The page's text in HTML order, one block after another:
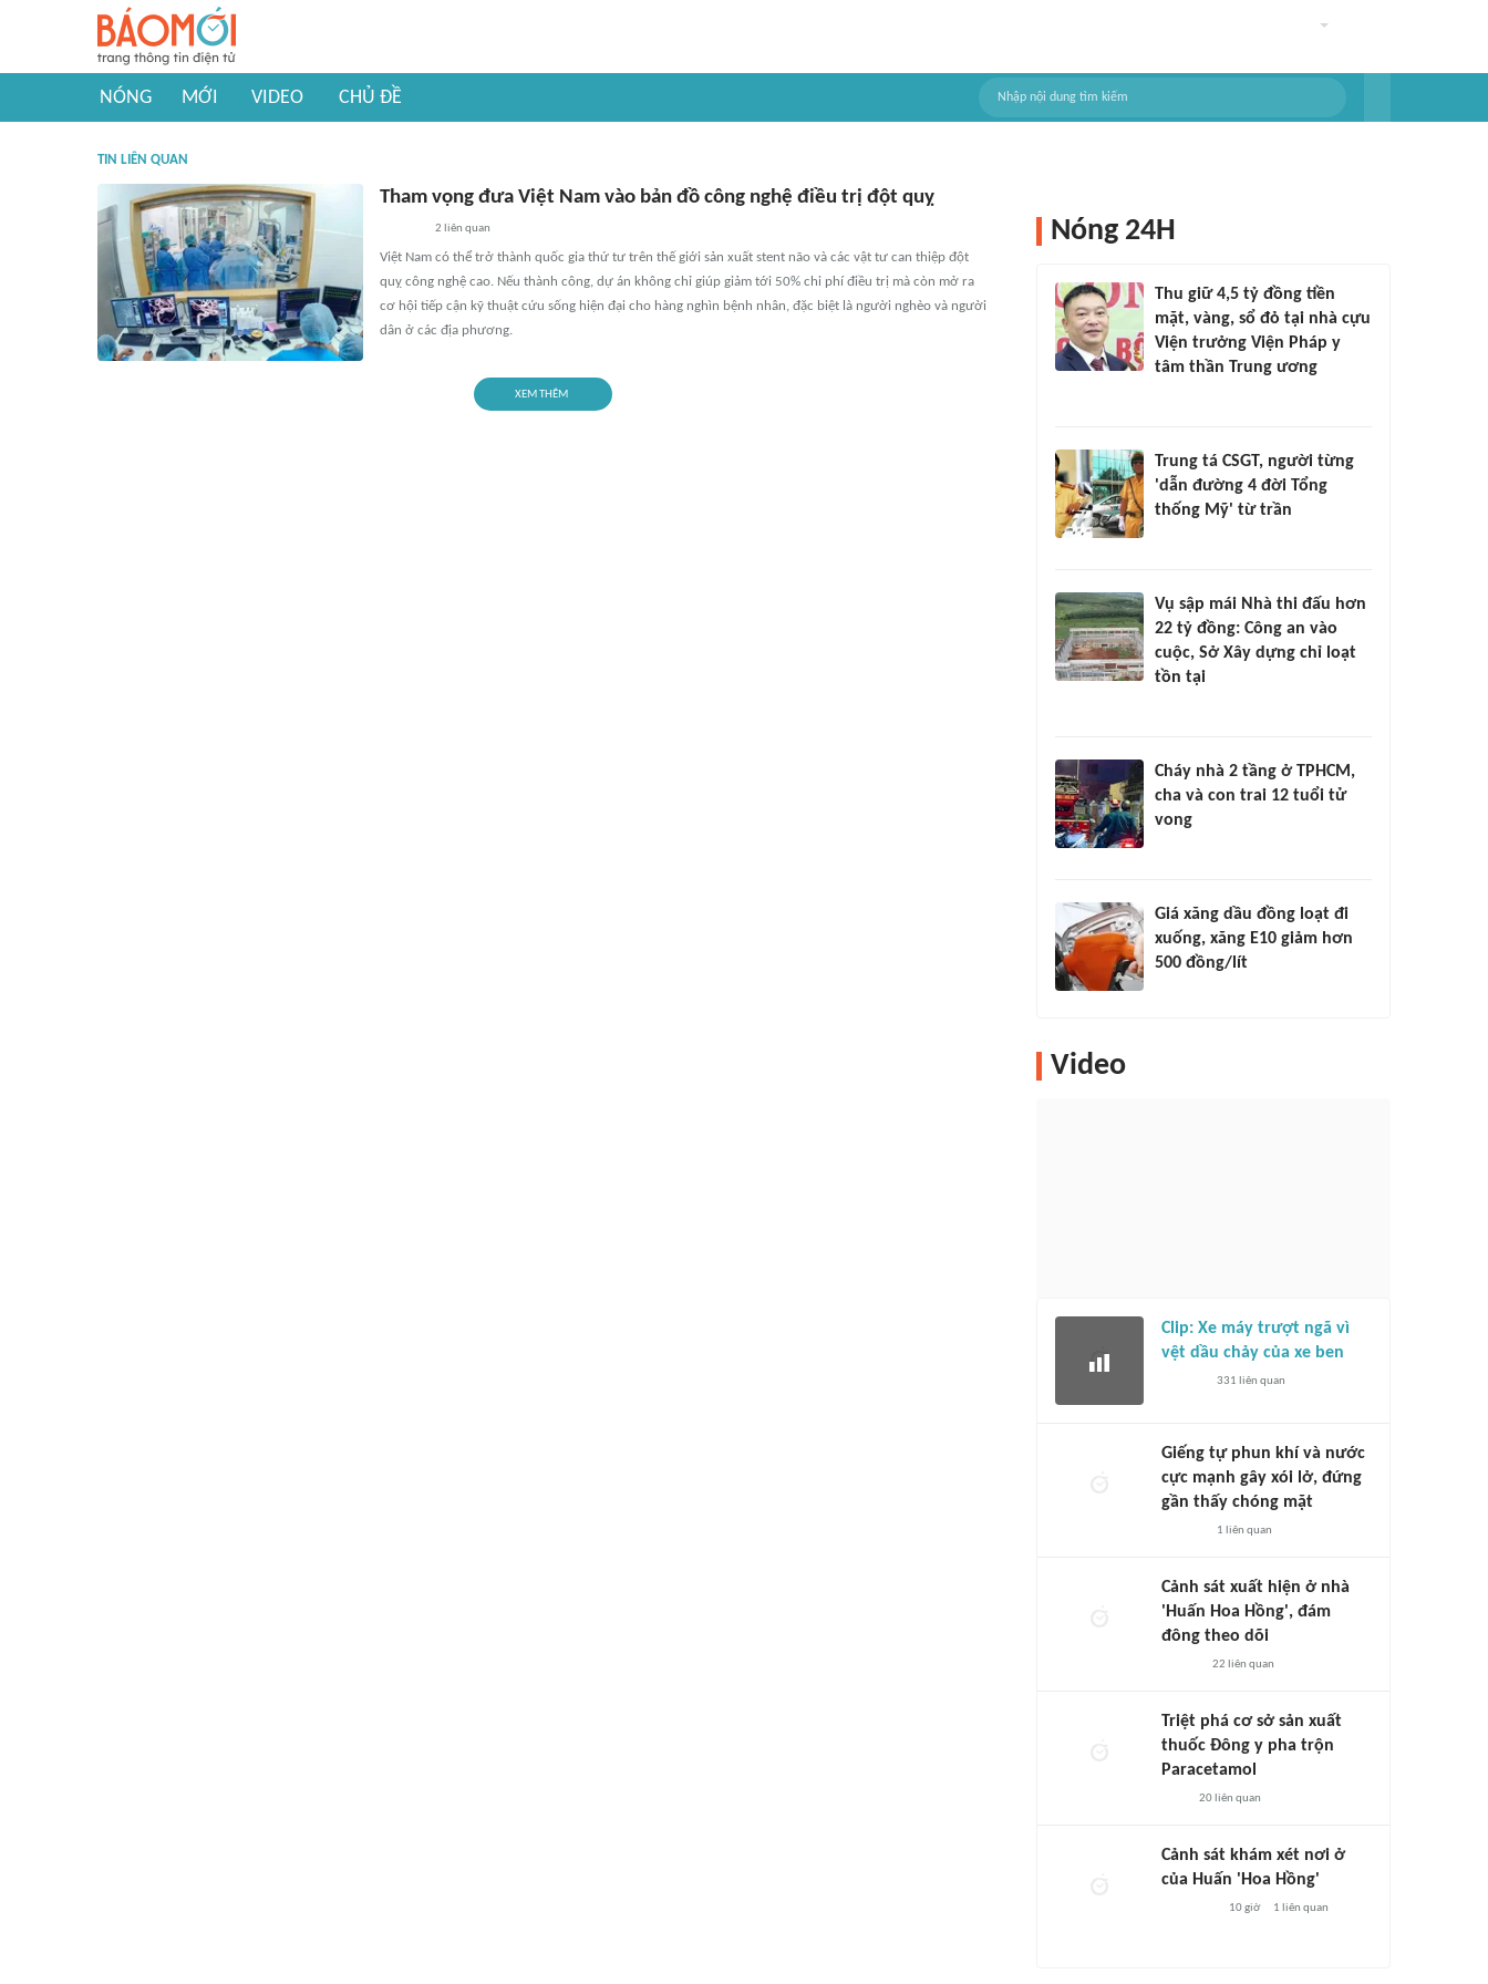
NÓNG MỚI VIDEO CHỦ ĐỀ
TIN LIÊN QUAN
Tham vọng đưa Việt Nam vào bản đồ công nghệ điều trị đột quỵ
2 liên quan
Việt Nam có thể trở thành quốc gia thứ tư trên thế giới sản xuất stent não và các vật tư can thiệp đột
quỵ công nghệ cao. Nếu thành công, dự án không chỉ giúp giảm tới 50% chi phí điều trị mà còn mở ra
cơ hội tiếp cận kỹ thuật cứu sống hiện đại cho hàng nghìn bệnh nhân, đặc biệt là người nghèo và người
dân ở các địa phương.
XEM THÊM
Nóng 24H
Thu giữ 4,5 tỷ đồng tiền
mặt, vàng, sổ đỏ tại nhà cựu
Viện trưởng Viện Pháp y
tâm thần Trung ương
Trung tá CSGT, người từng
'dẫn đường 4 đời Tổng
thống Mỹ' từ trần
Vụ sập mái Nhà thi đấu hơn
22 tỷ đồng: Công an vào
cuộc, Sở Xây dựng chỉ loạt
tồn tại
Cháy nhà 2 tầng ở TPHCM,
cha và con trai 12 tuổi tử
vong
Giá xăng dầu đồng loạt đi
xuống, xăng E10 giảm hơn
500 đồng/lít
Video
Clip: Xe máy trượt ngã vì
vệt dầu chảy của xe ben
331 liên quan
Giếng tự phun khí và nước
cực mạnh gây xói lở, đứng
gần thấy chóng mặt
1 liên quan
Cảnh sát xuất hiện ở nhà
'Huấn Hoa Hồng', đám
đông theo dõi
22 liên quan
Triệt phá cơ sở sản xuất
thuốc Đông y pha trộn
Paracetamol
20liên quan
Cảnh sát khám xét nơi ở
của Huấn 'Hoa Hồng'
10 giờ 1 liên quan